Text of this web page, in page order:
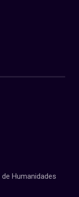
Humanidades